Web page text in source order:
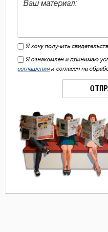
Я хочу получить
Я ознакомлен и принимаю
соглашения и согласен на